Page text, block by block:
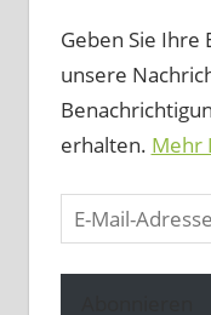
Geben Sie Ihre
unsere
erhalten. Mehr
E-
Mail-
Adresse